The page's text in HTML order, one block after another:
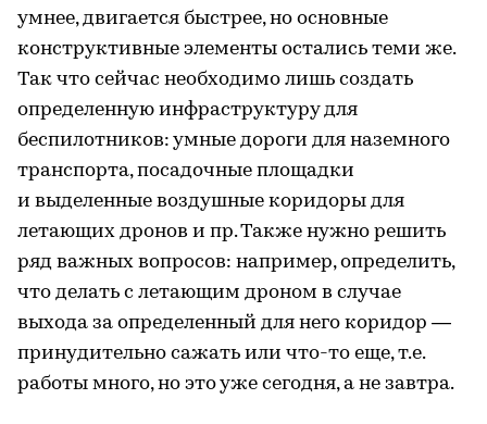
умнее, двигается быстрее, но основные
конструктивные элементы остались теми же.
Так что сейчас необходимо лишь создать
определенную инфраструктуру для
беспилотников: умные дороги для наземного
транспорта, посадочные площадки
и выделенные воздушные коридоры для
летающих дронов и пр. Также нужно решить
ряд важных вопросов: например, определить,
что делать с летающим дроном в случае
выхода за определенный для него коридор —
принудительно сажать или что-то еще, т.е.
работы много, но это уже сегодня, а не завтра.